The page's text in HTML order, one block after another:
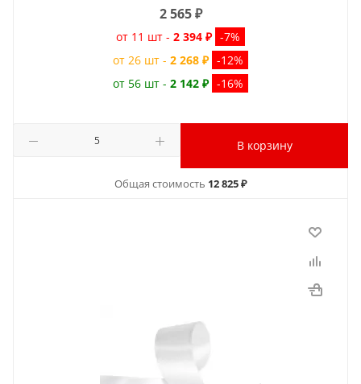
2 565₽
от 11 шт - 2 394 ₽ -7%
от 26 шт - 2 268 ₽ -12%
от 56 шт - 2 142 ₽ -16%
В корзину
Общая стоимость 12 825 ₽